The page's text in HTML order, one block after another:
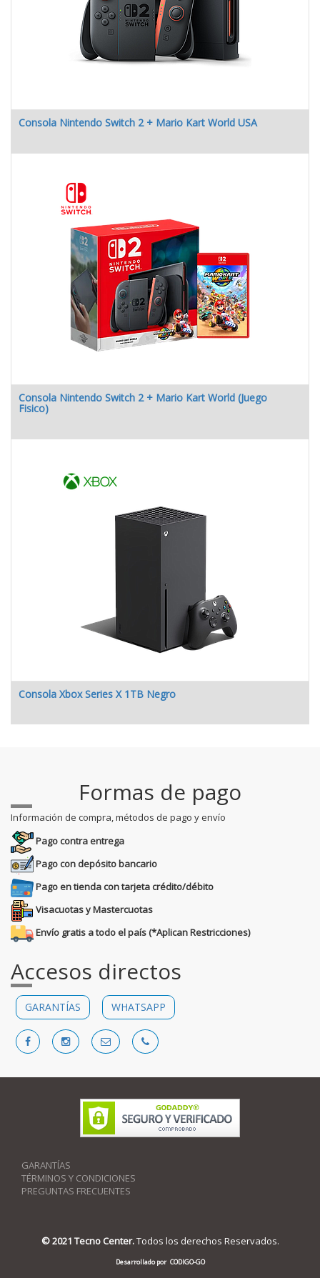
Consola Nintendo Switch 2 + Mario Kart World USA
Consola Nintendo Switch 2 + Mario Kart World (Juego
Fisico)
Consola Xbox Series X 1TB Negro
Formas de pago
Información de compra, métodos de pago y envío
Pago contra entrega
Pago con depósito bancario
Pago en tienda con tarjeta crédito/débito
Visacuotas y Mastercuotas
Envío gratis a todo el país (*Aplican Restricciones)
Accesos directos
GARANTÍAS WHATSAPP
GARANTÍAS
TÉRMINOS Y CONDICIONES
PREGUNTAS FRECUENTES
© 2021 Tecno Center.Todos los derechos Reservados.
Desarrollado por CODIGO-GO